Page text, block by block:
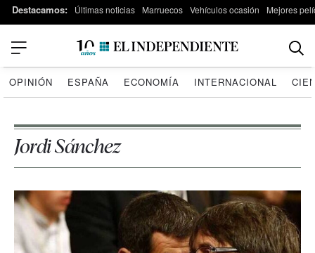
Destacamos: Últimas noticias Marruecos Vehículos ocasión Mejores
OPINIÓN ESPAÑA ECONOMÍA INTERNACIONAL
Jordi Sánchez